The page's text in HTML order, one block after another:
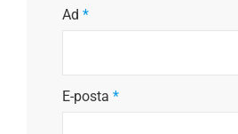
Ad *
E-posta *